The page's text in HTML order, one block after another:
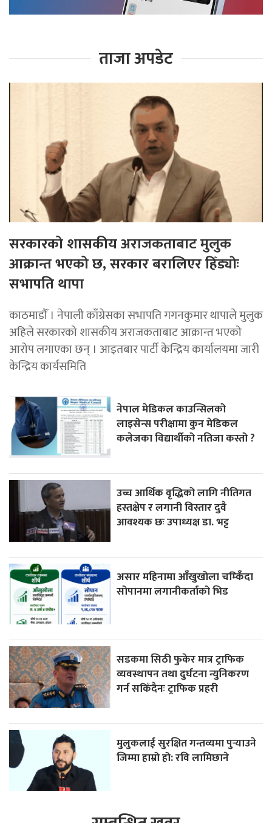
ताजा अपडेट
सरकारको शासकीय अराजकताबाट मुलुक
आक्रान्त भएको छ, सरकार बरालिएर हिँड्याेः
सभापति थापा
काठमाडाैँ । नेपाली काँग्रेसका सभापति गगनकुमार थापाले मुलुक
अहिले सरकारको शासकीय अराजकताबाट आक्रान्त भएको
आरोप लगाएका छन् । आइतबार पार्टी केन्द्रिय कार्यालयमा जारी
केन्द्रिय कार्यसमिति
नेपाल मेडिकल काउन्सिलको
लाइसेन्स परीक्षामा कुन मेडिकल
कलेजका विद्यार्थीको नतिजा कस्तो ?
उच्च आर्थिक वृद्धिको लागि नीतिगत
हस्तक्षेप र लगानी विस्तार दुवै
आवश्यक छः उपाध्यक्ष डा. भट्ट
असार महिनामा आँखुखोला चम्किँदा
सोपानमा लगानीकर्ताको भिड
सडकमा सिठी फुकेर मात्र ट्राफिक
व्यवस्थापन तथा दुर्घटना न्युनिकरण
गर्न सकिँदैनः ट्राफिक प्रहरी
मुलुकलाई सुरक्षित गन्तव्यमा पुर्‍याउने
जिम्मा हाम्रो हो: रवि लामिछाने